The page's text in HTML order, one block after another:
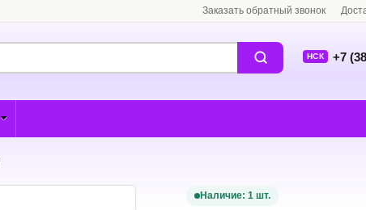
Заказать обратный звонок
НСК +7
Наличие: 1 шт.